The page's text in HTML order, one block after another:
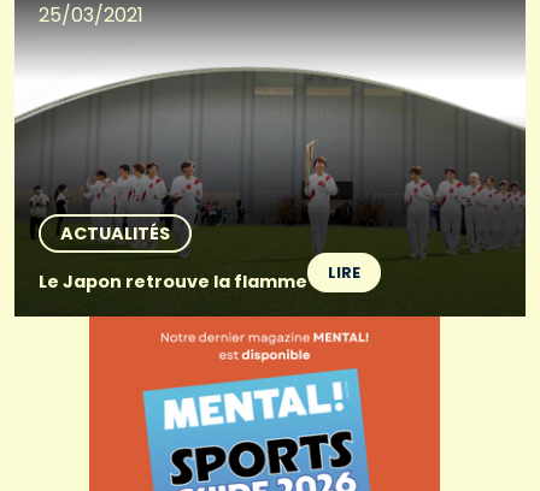
25/03/2021
ACTUALITÉS
Le Japon retrouve la flamme
LIRE